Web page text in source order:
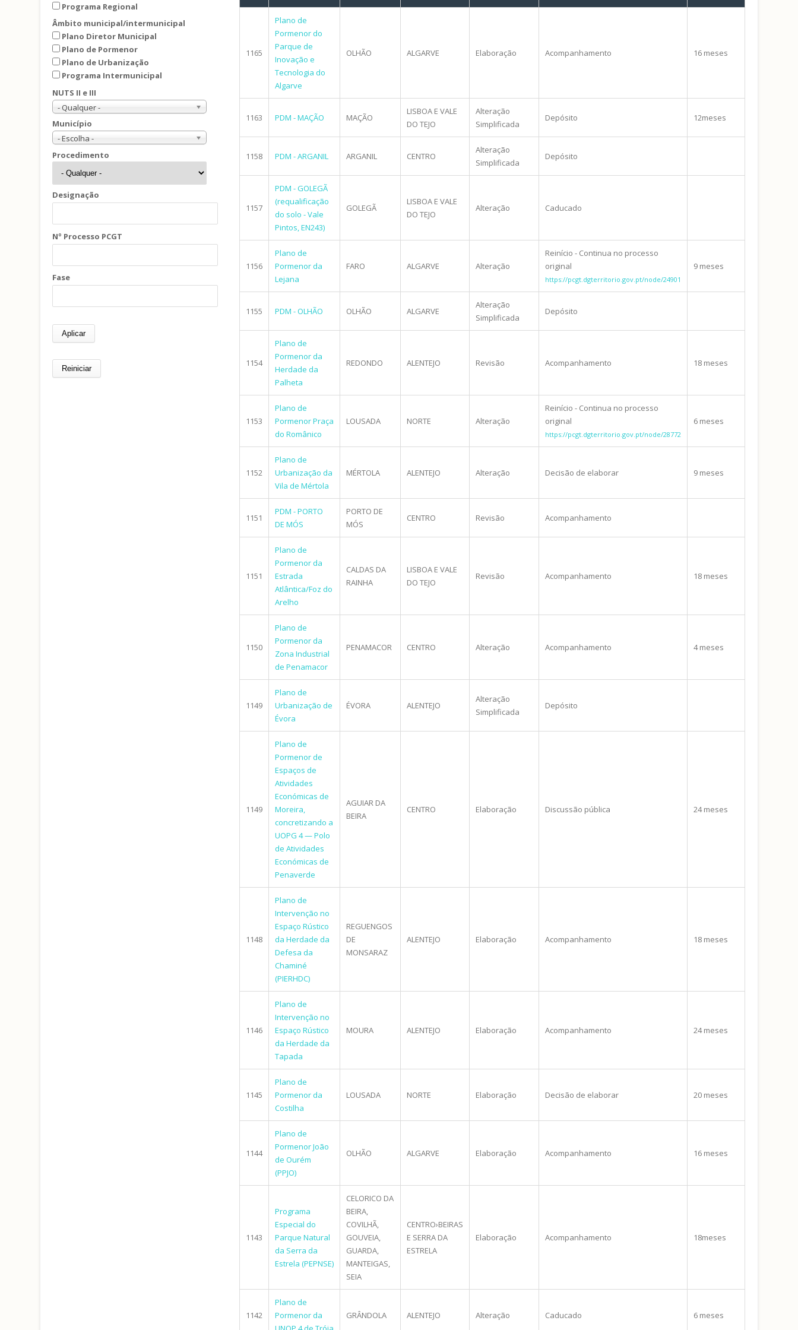
1165
Plano de
Pormenor do
Parque de
Inovação e
Tecnologia do
Algarve
OLHÃO ALGARVE Elaboração Acompanhamento 16 meses
1163 PDM - MAÇÃO MAÇÃO
LISBOA E VALE
DO TEJO
Alteração
Simplificada
Depósito 12meses
1158 PDM - ARGANIL ARGANIL CENTRO
Alteração
Simplificada
Depósito
1157
PDM - GOLEGÃ
(requalificação
do solo - Vale
Pintos, EN243)
GOLEGÃ
LISBOA E VALE
DO TEJO
Alteração Caducado
1156
Plano de
Pormenor da
Lejana
FARO ALGARVE Alteração
Reinício - Continua no processo
original
https://pcgt.dgterritorio.gov.pt/node/24901
9 meses
1155 PDM - OLHÃO OLHÃO ALGARVE
Alteração
Simplificada
Depósito
1154
Plano de
Pormenor da
Herdade da
Palheta
REDONDO ALENTEJO Revisão Acompanhamento 18 meses
1153
Plano de
Pormenor Praça
do Românico
LOUSADA NORTE Alteração
Reinício - Continua no processo
original
https://pcgt.dgterritorio.gov.pt/node/28772
6 meses
1152
Plano de
Urbanização da
Vila de Mértola
MÉRTOLA ALENTEJO Alteração Decisão de elaborar 9 meses
1151
PDM - PORTO
DE MÓS
PORTO DE
MÓS
CENTRO Revisão Acompanhamento
1151
Plano de
Pormenor da
Estrada
Atlântica/Foz do
Arelho
CALDAS DA
RAINHA
LISBOA E VALE
DO TEJO
Revisão Acompanhamento 18 meses
1150
Plano de
Pormenor da
Zona Industrial
de Penamacor
PENAMACOR CENTRO Alteração Acompanhamento 4 meses
1149
Plano de
Urbanização de
Évora
ÉVORA ALENTEJO
Alteração
Simplificada
Depósito
1149
Plano de
Pormenor de
Espaços de
Atividades
Económicas de
Moreira,
concretizando a
UOPG 4 — Polo
de Atividades
Económicas de
Penaverde
AGUIAR DA
BEIRA
CENTRO Elaboração Discussão pública 24 meses
1148
Plano de
Intervenção no
Espaço Rústico
da Herdade da
Defesa da
Chaminé
(PIERHDC)
REGUENGOS
DE
MONSARAZ
ALENTEJO Elaboração Acompanhamento 18 meses
1146
Plano de
Intervenção no
Espaço Rústico
da Herdade da
Tapada
MOURA ALENTEJO Elaboração Acompanhamento 24 meses
1145
Plano de
Pormenor da
Costilha
LOUSADA NORTE Elaboração Decisão de elaborar 20 meses
1144
Plano de
Pormenor João
de Ourém
(PPJO)
OLHÃO ALGARVE Elaboração Acompanhamento 16 meses
1143
Programa
Especial do
Parque Natural
da Serra da
Estrela (PEPNSE)
CELORICO DA
BEIRA,
COVILHÃ,
GOUVEIA,
GUARDA,
MANTEIGAS,
SEIA
CENTRO›BEIRAS
E SERRA DA
ESTRELA
Elaboração Acompanhamento 18meses
1142
Plano de
Pormenor da
GRÂNDOLA ALENTEJO Alteração Caducado 6 meses
Programa Regional
Âmbito municipal/intermunicipal
Plano Diretor Municipal
Plano de Pormenor
Plano de Urbanização
Programa Intermunicipal
NUTS II e III
- Qualquer -
Município
- Escolha -
Procedimento
Designação
Nº Processo PCGT
Fase